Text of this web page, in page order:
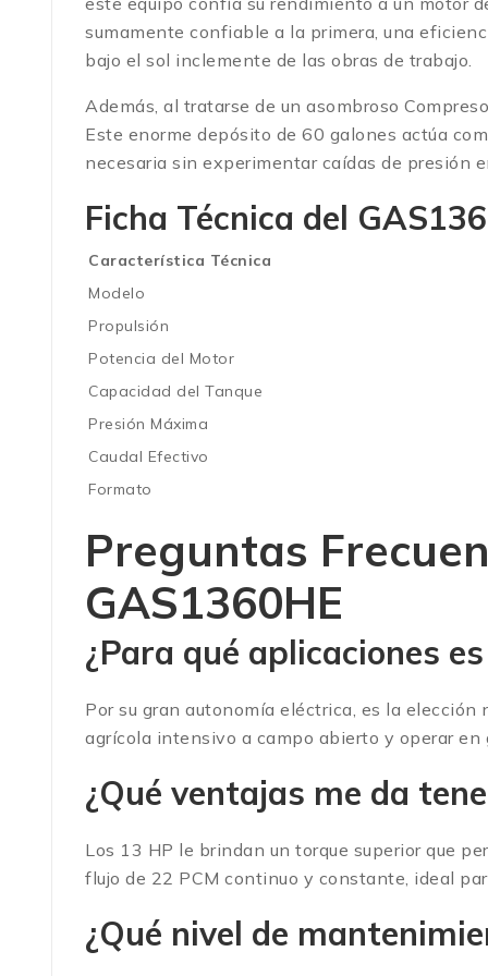
sumamente confiable a la primera, una
bajo el sol inclemente de las obras de trabajo.
Además, al tratarse de un asombroso
Este enorme depósito de 60 galones actúa
necesaria sin experimentar caídas de presión
Ficha Técnica del
Característica Técnica
Modelo
Propulsión
Potencia del Motor
Capacidad del Tanque
Presión Máxima
Caudal Efectivo
Formato
Preguntas
GAS1360HE
¿Para qué aplicaciones
Por su gran autonomía eléctrica, es la
agrícola intensivo a campo abierto y operar
¿Qué ventajas me da
Los 13 HP le brindan un torque superior que
flujo de 22 PCM continuo y constante, ideal
¿Qué nivel de